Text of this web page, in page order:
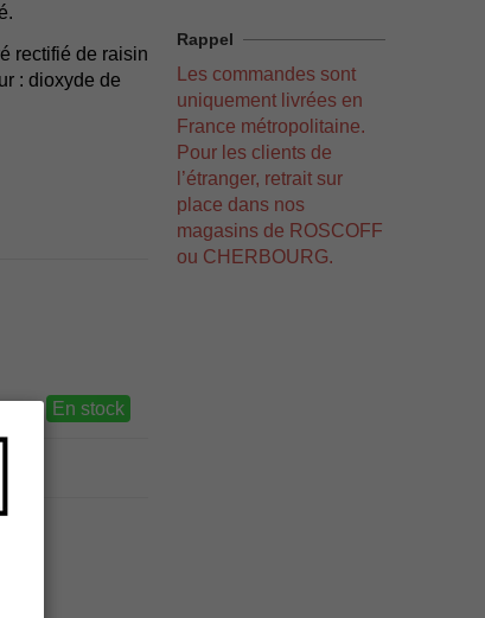
rectifié de raisin
: dioxyde de
En stock
Rappel
Les commandes sont
uniquement livrées en
France métropolitaine.
Pour les clients de
l’étranger, retrait sur
place dans nos
magasins de ROSCOFF
ou CHERBOURG.